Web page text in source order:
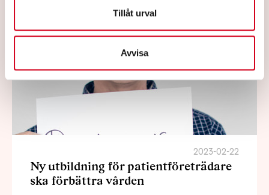
Tillåt urval
Avvisa
2023-02-22
Ny utbildning för patientföreträdare
ska förbättra vården